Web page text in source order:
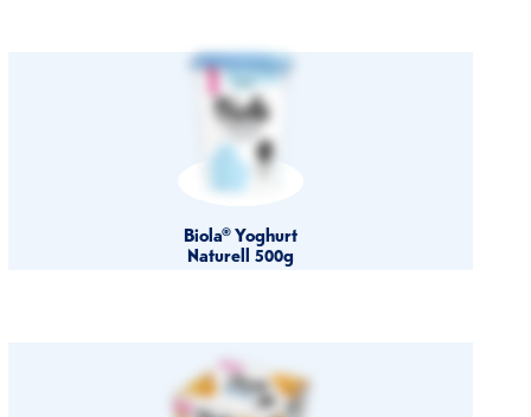
Biola® Yoghurt
Naturell 500g